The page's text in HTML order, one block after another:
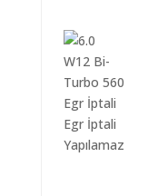
Egr İptali
Yapılamaz